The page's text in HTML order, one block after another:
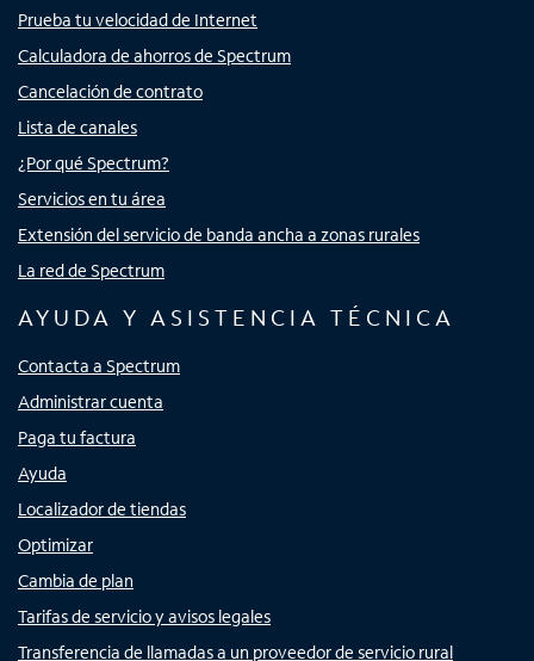
Prueba tu velocidad de Internet
Calculadora de ahorros de Spectrum
Cancelación de contrato
Lista de canales
¿Por qué Spectrum?
Servicios en tu área
Extensión del servicio de banda ancha a zonas rurales
La red de Spectrum
AYUDA Y ASISTENCIA TÉCNICA
Contacta a Spectrum
Administrar cuenta
Paga tu factura
Ayuda
Localizador de tiendas
Optimizar
Cambia de plan
Tarifas de servicio y avisos legales
Transferencia de llamadas a un proveedor de servicio rural